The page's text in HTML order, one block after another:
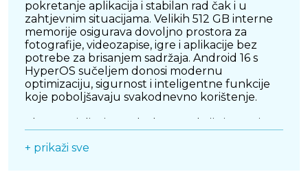
pokretanje aplikacija i stabilan rad čak i u
zahtjevnim situacijama. Velikih 512 GB interne
memorije osigurava dovoljno prostora za
fotografije, videozapise, igre i aplikacije bez
potrebe za brisanjem sadržaja. Android 16 s
HyperOS sučeljem donosi modernu
optimizaciju, sigurnost i inteligentne funkcije
koje poboljšavaju svakodnevno korištenje.
atraktivnim uređajem. Ovo je pametni telefon
+ prikaži sve